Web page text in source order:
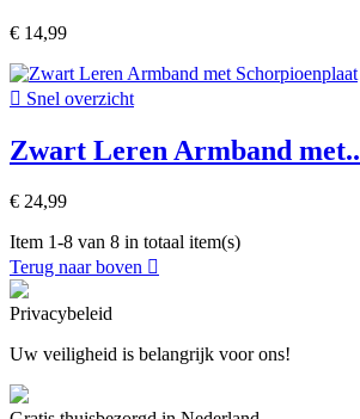
€ 14,99
 Snel overzicht
Zwart Leren Armband
€ 24,99
Item 1-8 van 8 in totaal item(s)
Terug naar boven 
Privacybeleid
Uw veiligheid is belangrijk voor ons!